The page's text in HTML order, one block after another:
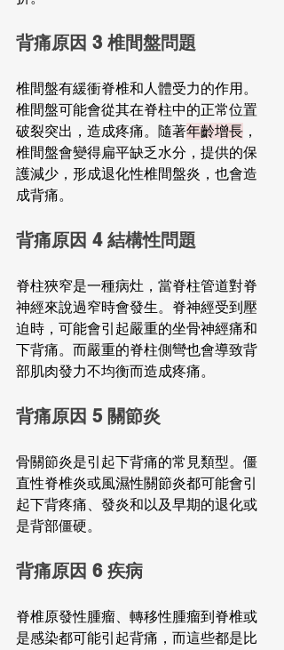
背痛原因 3 椎間盤問題
椎間盤有緩衝脊椎和人體受力的作用。
椎間盤可能會從其在脊柱中的正常位置
破裂突出，造成疼痛。隨著年齡增長 ，
椎間盤會變得扁平缺乏水分，提供的保
護減少，形成退化性椎間盤炎，也會造
成背痛。
背痛原因 4 結構性問題
脊柱狹窄是一種病灶，當脊柱管道對脊
神經來說過窄時會發生。脊神經受到壓
迫時，可能會引起嚴重的坐骨神經痛和
下背痛。而嚴重的脊柱側彎也會導致背
部肌肉發力不均衡而造成疼痛。
背痛原因 5 關節炎
骨關節炎是引起下背痛的常見類型。僵
直性脊椎炎或風濕性關節炎都可能會引
起下背疼痛、發炎和以及早期的退化或
是背部僵硬。
背痛原因 6 疾病
脊椎原發性腫瘤、轉移性腫瘤到脊椎或
是感染都可能引起背痛，而這些都是比